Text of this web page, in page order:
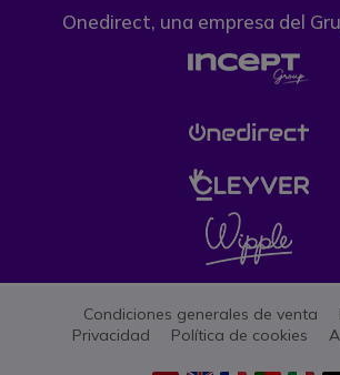
Onedirect, una empresa del
Condiciones generales de venta
Privacidad
Política de cookies